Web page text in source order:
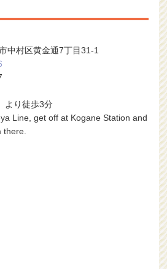
中村区黄金通7丁目31-1
より徒歩3分
Line, get off at Kogane Station and
there.